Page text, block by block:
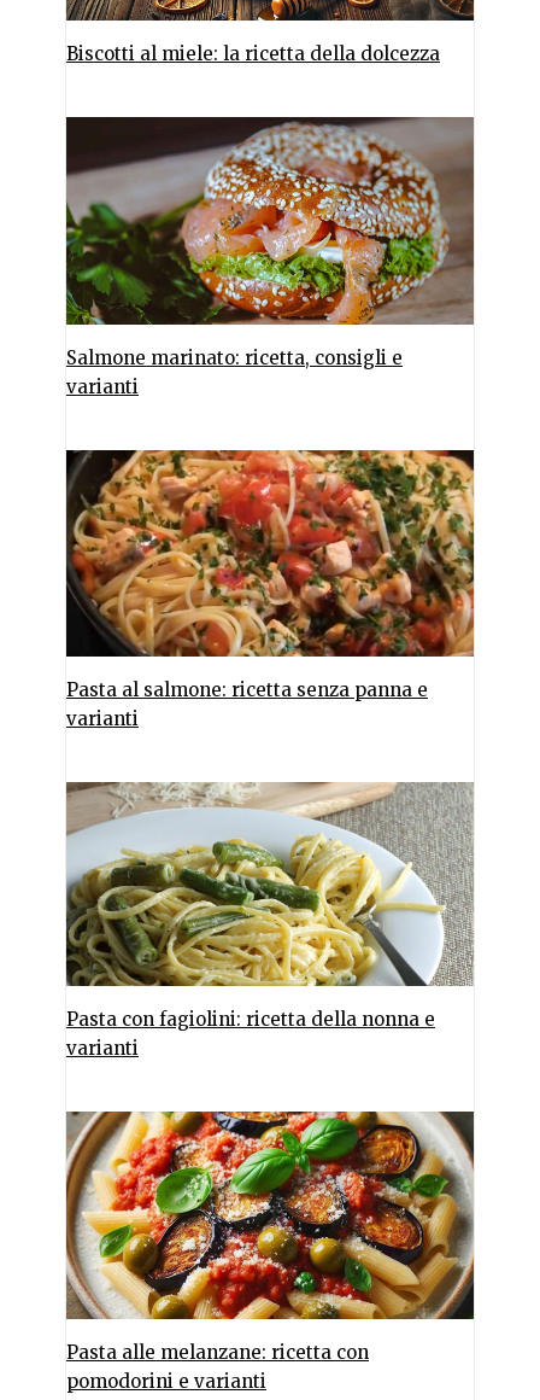
Biscotti al miele: la ricetta della dolcezza
Salmone marinato: ricetta, consigli e
varianti
Pasta al salmone: ricetta senza panna e
varianti
Pasta con fagiolini: ricetta della nonna e
varianti
Pasta alle melanzane: ricetta con
pomodorini e varianti